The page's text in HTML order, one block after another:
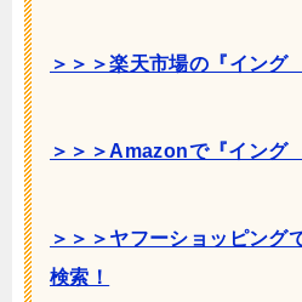
＞＞＞楽天市場の『イング
＞＞＞Amazonで『イング
＞＞＞ヤフーショッピン
検索！